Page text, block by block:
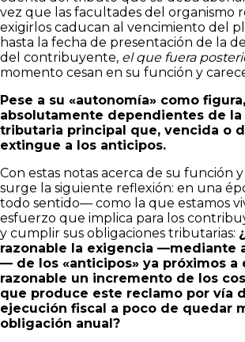
vez que las facultades del organismo
exigirlos caducan al vencimiento del
hasta la fecha de presentación de la
del contribuyente, el que fuera
momento cesan en su función y
Pese a su «autonomía» como
absolutamente dependientes de
tributaria principal que, vencida o
extingue a los anticipos.
Con estas notas acerca de su función
surge la siguiente reflexión: en una
todo sentido— como la que estamos
esfuerzo que implica para los
y cumplir sus obligaciones tributarias:
razonable la exigencia —mediante
— de los «anticipos» ya próximos a
razonable un incremento de los
que produce este reclamo por vía
ejecución fiscal a poco de quedar
obligación anual?